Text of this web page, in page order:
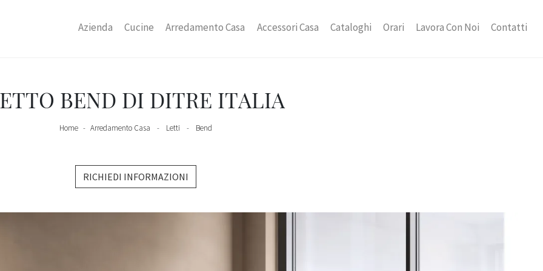
Azienda Cucine Arredamento Casa Accessori Casa Cataloghi Orari Lavora Con Noi Contatti
BEND DI DITRE ITALIA
Home - Arredamento Casa - Letti - Bend
RICHIEDI INFORMAZIONI